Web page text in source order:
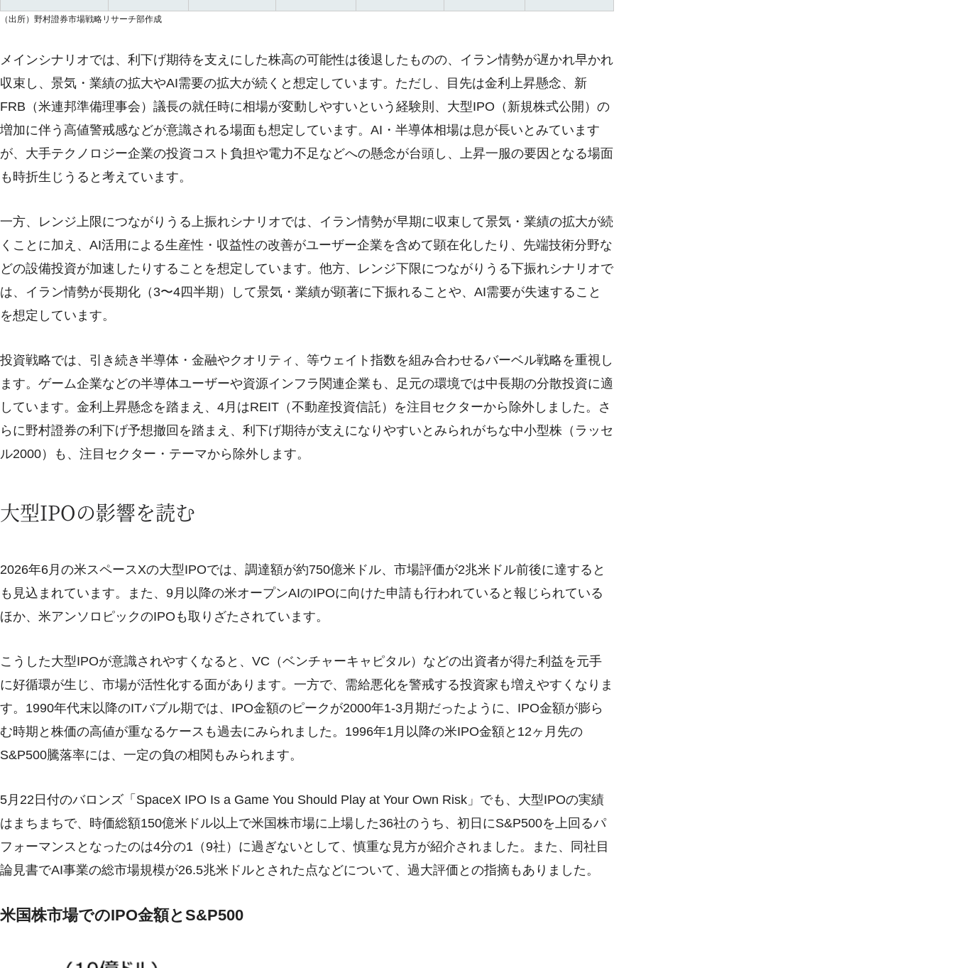
（出所）野村證券市場戦略リサーチ部作成
メインシナリオでは、利下げ期待を支えにした株高の可能性は後退したものの、イラン情勢が遅かれ早かれ
収束し、景気・業績の拡大やAI需要の拡大が続くと想定しています。ただし、目先は金利上昇懸念、新
FRB（米連邦準備理事会）議長の就任時に相場が変動しやすいという経験則、大型IPO（新規株式公開）の
増加に伴う高値警戒感などが意識される場面も想定しています。AI・半導体相場は息が長いとみています
が、大手テクノロジー企業の投資コスト負担や電力不足などへの懸念が台頭し、上昇一服の要因となる場面
も時折生じうると考えています。
一方、レンジ上限につながりうる上振れシナリオでは、イラン情勢が早期に収束して景気・業績の拡大が続
くことに加え、AI活用による生産性・収益性の改善がユーザー企業を含めて顕在化したり、先端技術分野な
どの設備投資が加速したりすることを想定しています。他方、レンジ下限につながりうる下振れシナリオで
は、イラン情勢が長期化（3〜4四半期）して景気・業績が顕著に下振れることや、AI需要が失速すること
を想定しています。
投資戦略では、引き続き半導体・金融やクオリティ、等ウェイト指数を組み合わせるバーベル戦略を重視し
ます。ゲーム企業などの半導体ユーザーや資源インフラ関連企業も、足元の環境では中長期の分散投資に適
しています。金利上昇懸念を踏まえ、4月はREIT（不動産投資信託）を注目セクターから除外しました。さ
らに野村證券の利下げ予想撤回を踏まえ、利下げ期待が支えになりやすいとみられがちな中小型株（ラッセ
ル2000）も、注目セクター・テーマから除外します。
大型IPOの影響を読む
2026年6月の米スペースXの大型IPOでは、調達額が約750億米ドル、市場評価が2兆米ドル前後に達すると
も見込まれています。また、9月以降の米オープンAIのIPOに向けた申請も行われていると報じられている
ほか、米アンソロピックのIPOも取りざたされています。
こうした大型IPOが意識されやすくなると、VC（ベンチャーキャピタル）などの出資者が得た利益を元手
に好循環が生じ、市場が活性化する面があります。一方で、需給悪化を警戒する投資家も増えやすくなりま
す。1990年代末以降のITバブル期では、IPO金額のピークが2000年1-3月期だったように、IPO金額が膨ら
む時期と株価の高値が重なるケースも過去にみられました。1996年1月以降の米IPO金額と12ヶ月先の
S&P500騰落率には、一定の負の相関もみられます。
5月22日付のバロンズ「SpaceX IPO Is a Game You Should Play at Your Own Risk」でも、大型IPOの実績
はまちまちで、時価総額150億米ドル以上で米国株市場に上場した36社のうち、初日にS&P500を上回るパ
フォーマンスとなったのは4分の1（9社）に過ぎないとして、慎重な見方が紹介されました。また、同社目
論見書でAI事業の総市場規模が26.5兆米ドルとされた点などについて、過大評価との指摘もありました。
米国株市場でのIPO金額とS&P500